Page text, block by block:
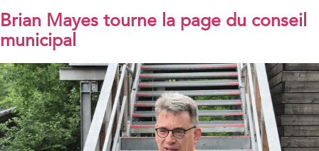
Brian Mayes tourne la page du conseil
municipal